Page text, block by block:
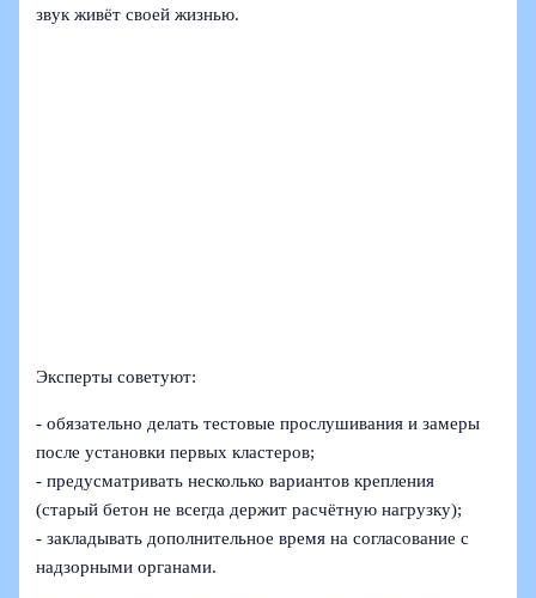
звук живёт своей жизнью.
Эксперты советуют:
- обязательно делать тестовые прослушивания и замеры
после установки первых кластеров;
- предусматривать несколько вариантов крепления
(старый бетон не всегда держит расчётную нагрузку);
- закладывать дополнительное время на согласование с
надзорными органами.